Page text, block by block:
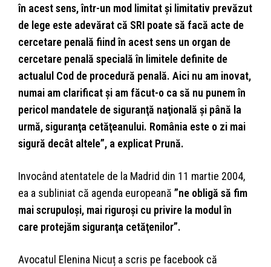
în acest sens, într-un mod limitat şi limitativ prevăzut
de lege este adevărat că SRI poate să facă acte de
cercetare penală fiind în acest sens un organ de
cercetare penală specială în limitele definite de
actualul Cod de procedură penală. Aici nu am inovat,
numai am clarificat şi am făcut-o ca să nu punem în
pericol mandatele de siguranţă naţională şi până la
urmă, siguranţa cetăţeanului. România este o zi mai
sigură decât altele”, a explicat Prună.
Invocând atentatele de la Madrid din 11 martie 2004,
ea a subliniat că agenda europeană ”ne obligă să fim
mai scrupuloşi, mai riguroşi cu privire la modul în
care protejăm siguranţa cetăţenilor”.
Avocatul Elenina Nicuț a scris pe facebook că